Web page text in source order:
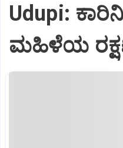
Udupi:
ಮಹಿಳೆಯ